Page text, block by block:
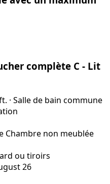
complète C - Lit
· Salle de bain commune
Chambre non meublée
ou tiroirs
26